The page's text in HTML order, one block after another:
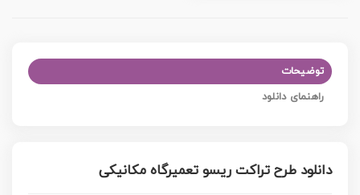
توضیحات
راهنمای دانلود
دانلود طرح تراکت ریسو تعمیرگاه مکانیکی